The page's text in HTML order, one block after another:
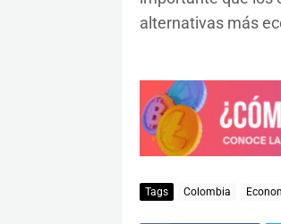
alternativas más
Tags Colombia